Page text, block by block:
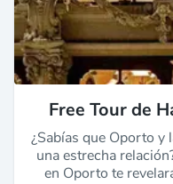
Free Tour de
¿Sabías que Oporto y
una estrecha
en Oporto te